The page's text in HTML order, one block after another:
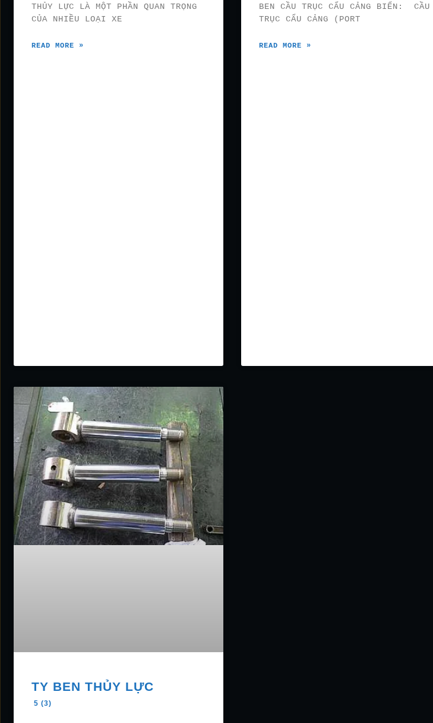
THỦY LỰC LÀ MỘT PHẦN QUAN TRỌNG
CỦA NHIỀU LOẠI XE
READ MORE »
BEN CẦU TRỤC CẨU CẢNG BIỂN: CẦU
TRỤC CẨU CẢNG (PORT
READ MORE »
TY BEN THỦY LỰC
5 (3)